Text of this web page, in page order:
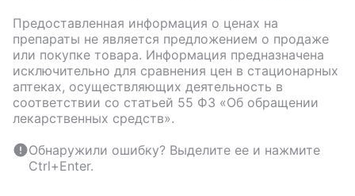
Предоставленная информация о ценах на
препараты не является предложением о продаже
или покупке товара. Информация предназначена
исключительно для сравнения цен в стационарных
аптеках, осуществляющих деятельность в
соответствии со статьей 55 ФЗ «Об обращении
лекарственных средств».
Обнаружили ошибку? Выделите ее и нажмите
Ctrl+Enter.